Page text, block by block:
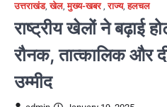
उत्तराखंड,खेल,मुख्य-खबर,राज्य,हलचल
राष्ट्रीय खेलों ने बढ़ाई
रौनक, तात्कालिक और
उम्मीद